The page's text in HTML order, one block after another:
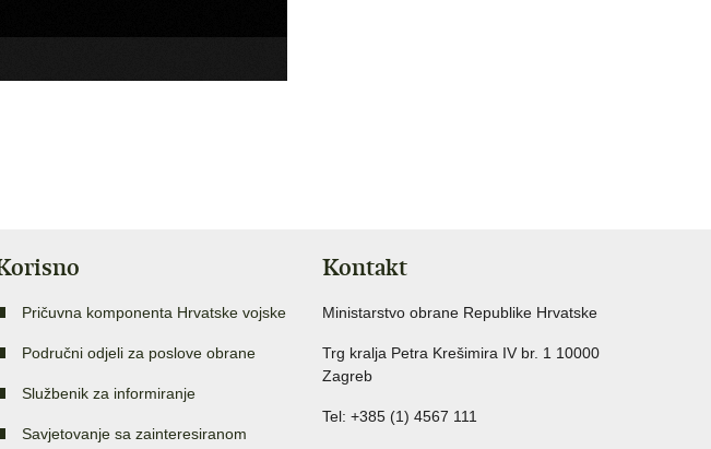
Pričuvna komponenta Hrvatske vojske
Područni odjeli za poslove obrane
Službenik za informiranje
Savjetovanje sa zainteresiranom
Kontakt
Ministarstvo obrane Republike Hrvatske
Trg kralja Petra Krešimira IV br. 1 10000
Zagreb
Tel: +385 (1) 4567 111